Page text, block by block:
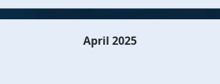
April 2025